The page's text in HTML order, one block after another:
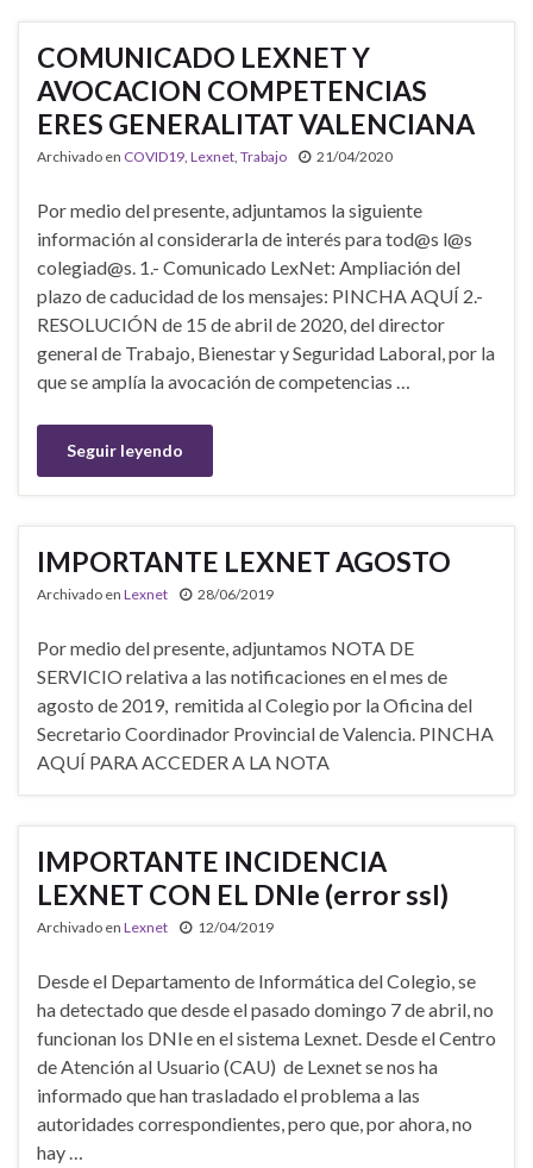
COMUNICADO LEXNET Y
AVOCACION COMPETENCIAS
ERES GENERALITAT VALENCIANA
Archivado en COVID19 Lexnet Trabajo 21/04/2020
Por medio del presente, adjuntamos la siguiente
información al considerarla de interés para tod@s l@s
colegiad@s. 1.- Comunicado LexNet: Ampliación del
plazo de caducidad de los mensajes: PINCHA AQUÍ 2.-
RESOLUCIÓN de 15 de abril de 2020, del director
general de Trabajo, Bienestar y Seguridad Laboral, por la
que se amplía la avocación de competencias …
Seguir leyendo
IMPORTANTE LEXNET AGOSTO
Archivado en Lexnet 28/06/2019
Por medio del presente, adjuntamos NOTA DE
SERVICIO relativa a las notificaciones en el mes de
agosto de 2019, remitida al Colegio por la Oficina del
Secretario Coordinador Provincial de Valencia. PINCHA
AQUÍ PARA ACCEDER A LA NOTA
IMPORTANTE INCIDENCIA
LEXNET CON EL DNIe (error ssl)
Archivado en Lexnet 12/04/2019
Desde el Departamento de Informática del Colegio, se
ha detectado que desde el pasado domingo 7 de abril, no
funcionan los DNIe en el sistema Lexnet. Desde el Centro
de Atención al Usuario (CAU) de Lexnet se nos ha
informado que han trasladado el problema a las
autoridades correspondientes, pero que, por ahora, no
hay …